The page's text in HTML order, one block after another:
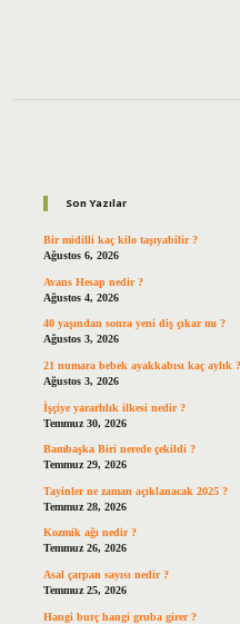
Son Yazılar
Bir midilli kaç kilo taşıyabilir ?
Ağustos 6, 2026
Avans Hesap nedir ?
Ağustos 4, 2026
40 yaşından sonra yeni diş çıkar mı ?
Ağustos 3, 2026
21 numara bebek ayakkabısı kaç aylık ?
Ağustos 3, 2026
İşçiye yararlılık ilkesi nedir ?
Temmuz 30, 2026
Bambaşka Biri nerede çekildi ?
Temmuz 29, 2026
Tayinler ne zaman açıklanacak 2025 ?
Temmuz 28, 2026
Kozmik ağı nedir ?
Temmuz 26, 2026
Asal çarpan sayısı nedir ?
Temmuz 25, 2026
Hangi burç hangi gruba girer ?